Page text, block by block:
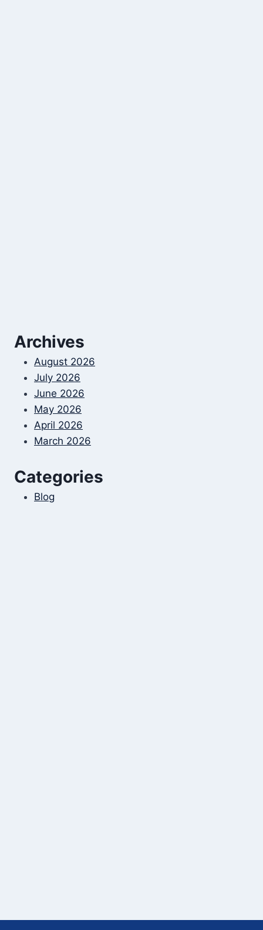
Archives
August 2026
July 2026
June 2026
May 2026
April 2026
March 2026
Categories
Blog